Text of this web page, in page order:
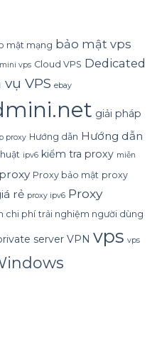
mật mạng bảo mật vps
vps Cloud VPS Dedicated
VPS ebay
giải pháp
proxy Hướng dẫn Hướng dẫn
ipv6 kiểm tra proxy miễn
proxy Proxy bảo mật proxy
rẻ proxy ipv6 Proxy
chi phí trải nghiệm người dùng
server VPN vps vps